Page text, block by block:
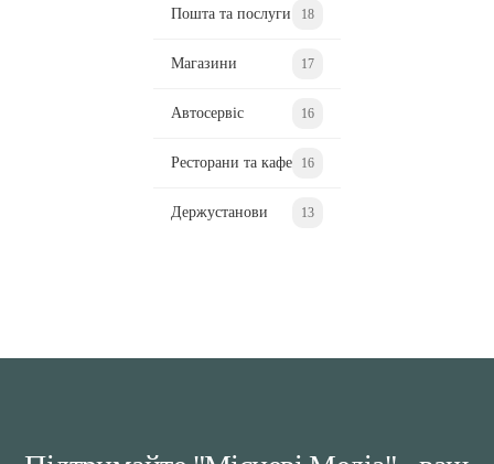
Пошта та послуги 18
Магазини 17
Автосервіс 16
Ресторани та кафе 16
Держустанови 13